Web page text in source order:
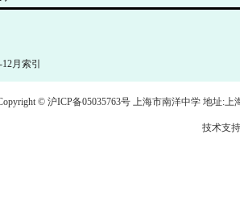
月索引
© 沪ICP备05035763号 上海市南洋中学 地址:上
技术支